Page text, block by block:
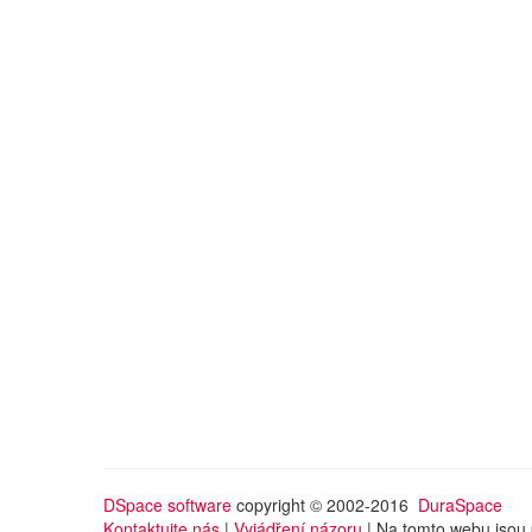
DSpace software copyright © 2002-2016 DuraSpace